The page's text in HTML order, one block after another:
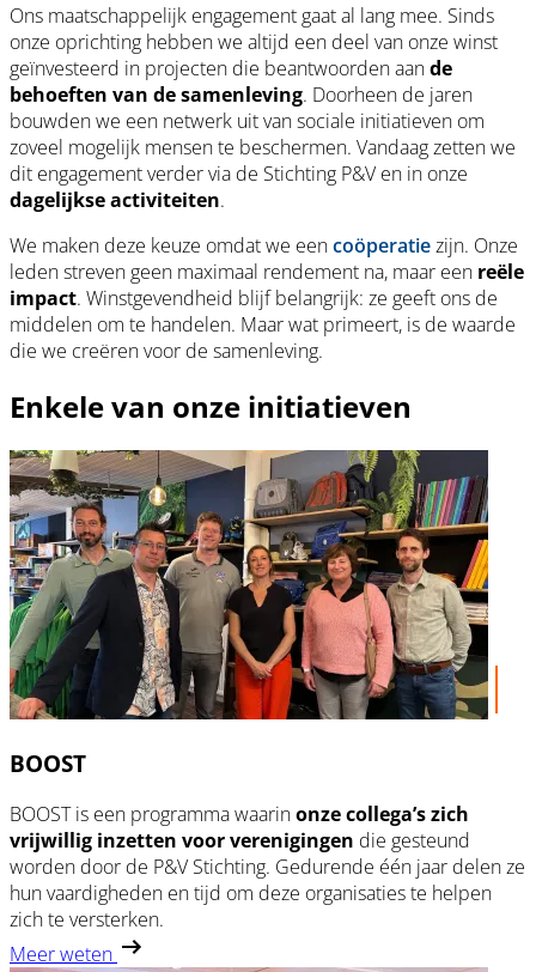
Ons maatschappelijk engagement gaat al lang mee. Sinds
onze oprichting hebben we altijd een deel van onze winst
geïnvesteerd in projecten die beantwoorden aande
behoeften van de samenleving. Doorheen de jaren
bouwden we een netwerk uit van sociale initiatieven om
zoveel mogelijk mensen te beschermen. Vandaag zetten we
dit engagement verder via de Stichting P&V en in onze
dagelijkse activiteiten.
We maken deze keuze omdat we eencoöperatiezijn. Onze
leden streven geen maximaal rendement na, maar een reële
impact. Winstgevendheid blijf belangrijk: ze geeft ons de
middelen om te handelen. Maar wat primeert, is de waarde
die we creëren voor de samenleving.
Enkele van onze initiatieven
BOOST
BOOST is een programma waarinonze collega’s zich
vrijwillig inzetten voor verenigingen die gesteund
worden door de P&V Stichting. Gedurende één jaar delen ze
hun vaardigheden en tijd om deze organisaties te helpen
zich te versterken.
Meer weten